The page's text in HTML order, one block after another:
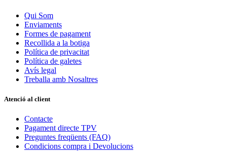
Qui Som
Enviaments
Formes de pagament
Recollida a la botiga
Política de privacitat
Política de galetes
Avís legal
Treballa amb Nosaltres
Atenció al client
Contacte
Pagament directe TPV
Preguntes freqüents (FAQ)
Condicions compra i Devolucions